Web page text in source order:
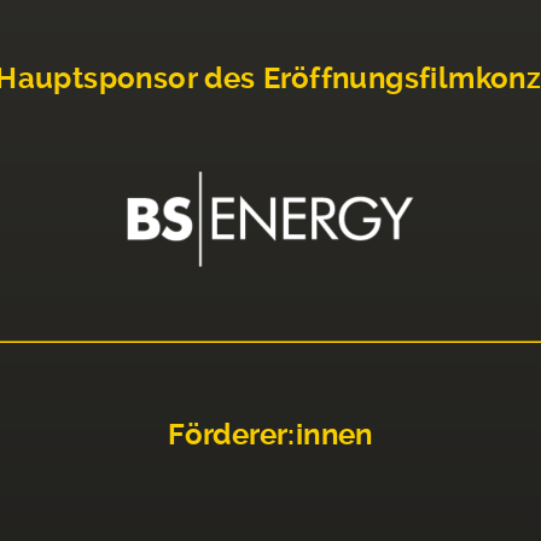
des
Förderer:innen